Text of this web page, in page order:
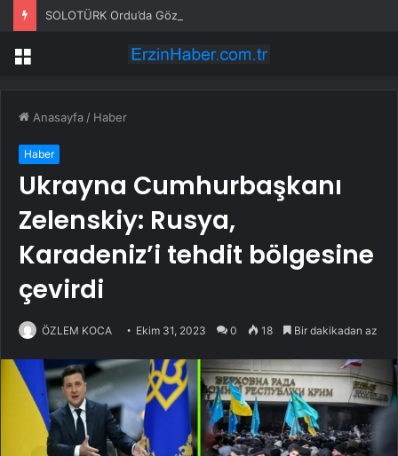
SOLOTÜRK Ordu’da Göz Doldurdu
Menü
Anasayfa / Haber
Haber
Ukrayna Cumhurbaşkanı
Zelenskiy: Rusya,
Karadeniz’i tehdit bölgesine
çevirdi
ÖZLEM KOCA Ekim 31, 2023 0 18 Bir dakikadan az